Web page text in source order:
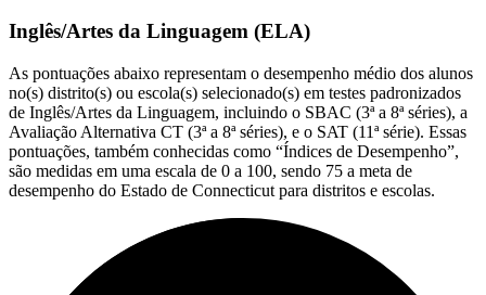
Inglês/Artes da Linguagem (ELA)
As pontuações abaixo representam o desempenho médio dos alunos
no(s) distrito(s) ou escola(s) selecionado(s) em testes padronizados
de Inglês/Artes da Linguagem, incluindo o SBAC (3ª a 8ª séries), a
Avaliação Alternativa CT (3ª a 8ª séries), e o SAT (11ª série). Essas
pontuações, também conhecidas como “Índices de Desempenho”,
são medidas em uma escala de 0 a 100, sendo 75 a meta de
desempenho do Estado de Connecticut para distritos e escolas.